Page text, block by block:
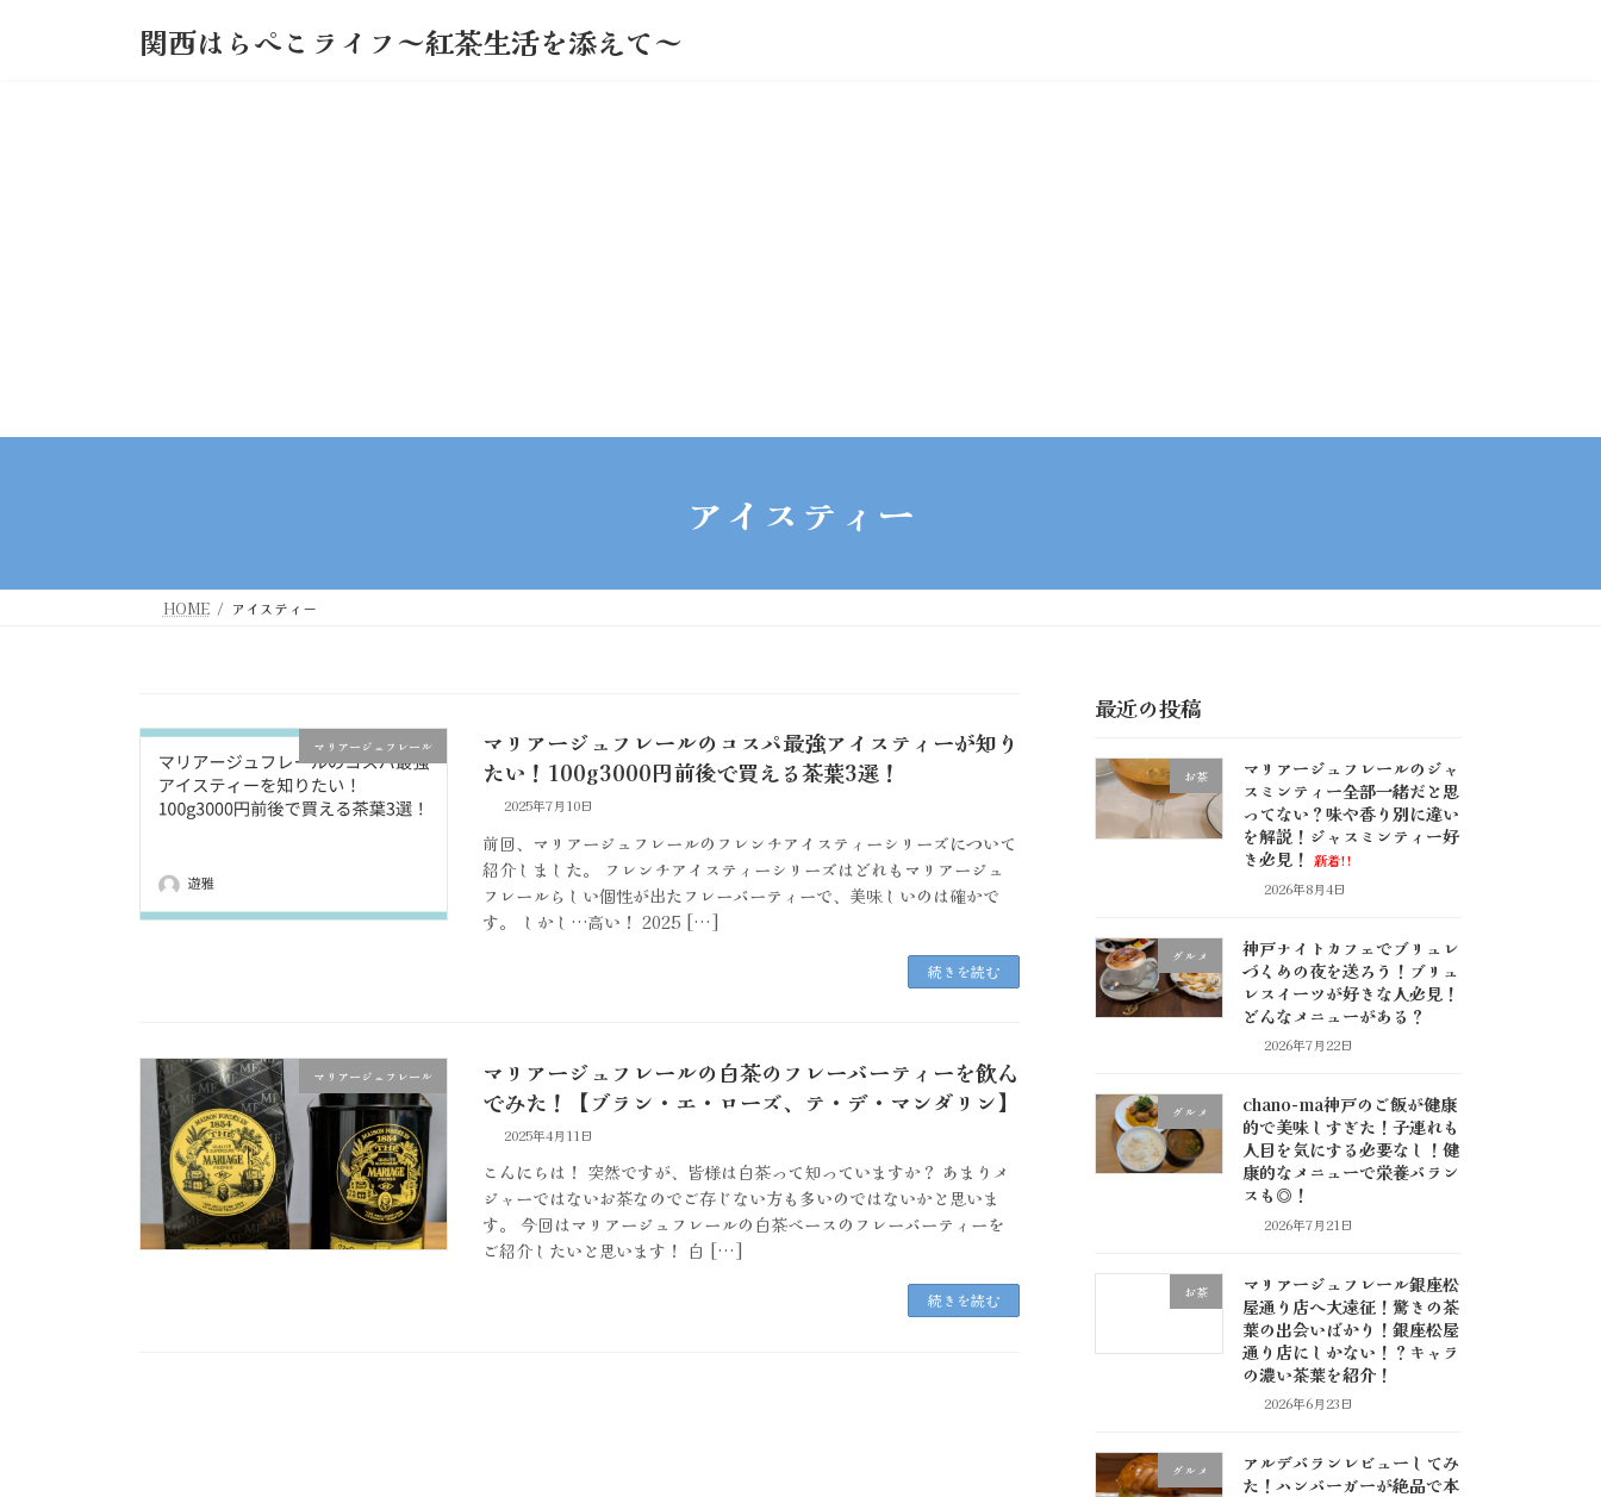
関西はらぺこライフ～紅茶生活を添えて～
アイスティー
HOME アイスティー
マリアージュフレール
マリアージュフレールのコスパ最強アイスティーが知り
たい！100g3000円前後で買える茶葉3選！
2025年7月10日
前回、マリアージュフレールのフレンチアイスティーシリーズについて
紹介しました。 フレンチアイスティーシリーズはどれもマリアージュ
フレールらしい個性が出たフレーバーティーで、美味しいのは確かで
す。 しかし…高い！ 2025 […]
続きを読む
マリアージュフレール
マリアージュフレールの白茶のフレーバーティーを飲ん
でみた！【ブラン・エ・ローズ、テ・デ・マンダリン】
2025年4月11日
こんにちは！ 突然ですが、皆様は白茶って知っていますか？ あまりメ
ジャーではないお茶なのでご存じない方も多いのではないかと思いま
す。 今回はマリアージュフレールの白茶ベースのフレーバーティーを
ご紹介したいと思います！ 白 […]
続きを読む
最近の投稿
お茶
マリアージュフレールのジャ
スミンティー全部一緒だと思
ってない？味や香り別に違い
を解説！ジャスミンティー好
き必見！ 新着!!
2026年8月4日
グルメ
神戸ナイトカフェでブリュレ
づくめの夜を送ろう！ブリュ
レスイーツが好きな人必見！
どんなメニューがある？
2026年7月22日
グルメ
chano-ma神戸のご飯が健康
的で美味しすぎた！子連れも
人目を気にする必要なし！健
康的なメニューで栄養バラン
スも◎！
2026年7月21日
お茶
マリアージュフレール銀座松
屋通り店へ大遠征！驚きの茶
葉の出会いばかり！銀座松屋
通り店にしかない！？キャラ
の濃い茶葉を紹介！
2026年6月23日
グルメ
アルデバランレビューしてみ
た！ハンバーガーが絶品で本